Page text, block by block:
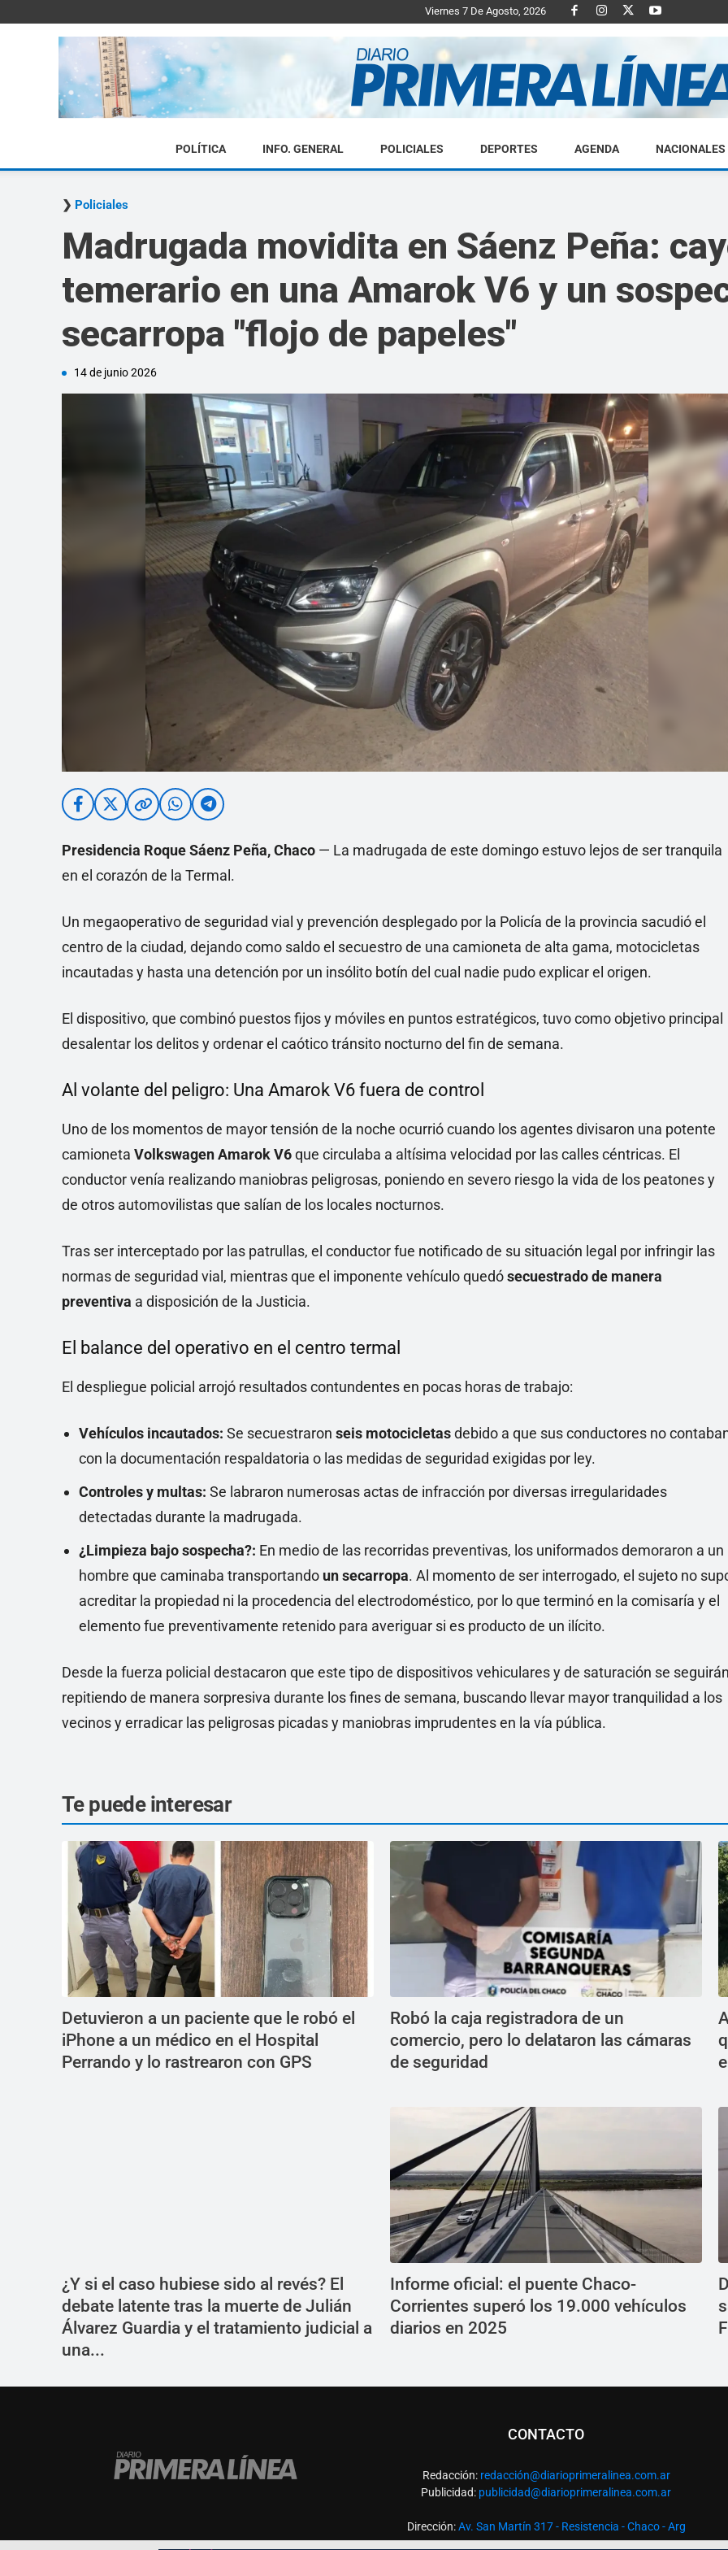
Viernes 7 De Agosto, 2026
Diario
POLÍTICA INFO. GENERAL POLICIALES DEPORTES AGENDA NACIONALES
Policiales
Madrugada movidita en Sáenz Peña:
temerario en una Amarok V6 y un
secarropa "flojo de papeles"
14 de junio 2026
Presidencia Roque Sáenz Peña, Chaco — La madrugada de este domingo estuvo lejos de ser tranquila
en el corazón de la Termal.
Un megaoperativo de seguridad vial y prevención desplegado por la Policía de la provincia sacudió el
centro de la ciudad, dejando como saldo el secuestro de una camioneta de alta gama, motocicletas
incautadas y hasta una detención por un insólito botín del cual nadie pudo explicar el origen.
El dispositivo, que combinó puestos fijos y móviles en puntos estratégicos, tuvo como objetivo principal
desalentar los delitos y ordenar el caótico tránsito nocturno del fin de semana.
Al volante del peligro: Una Amarok V6 fuera de control
Uno de los momentos de mayor tensión de la noche ocurrió cuando los agentes divisaron una potente
camioneta Volkswagen Amarok V6que circulaba a altísima velocidad por las calles céntricas. El
conductor venía realizando maniobras peligrosas, poniendo en severo riesgo la vida de los peatones y
de otros automovilistas que salían de los locales nocturnos.
Tras ser interceptado por las patrullas, el conductor fue notificado de su situación legal por infringir las
normas de seguridad vial, mientras que el imponente vehículo quedósecuestrado de manera
preventiva a disposición de la Justicia.
El balance del operativo en el centro termal
El despliegue policial arrojó resultados contundentes en pocas horas de trabajo:
Vehículos incautados: Se secuestraron seis motocicletasdebido a que sus conductores no
con la documentación respaldatoria o las medidas de seguridad exigidas por ley.
Controles y multas: Se labraron numerosas actas de infracción por diversas irregularidades
detectadas durante la madrugada.
¿Limpieza bajo sospecha?: En medio de las recorridas preventivas, los uniformados demoraron a un
hombre que caminaba transportando un secarropa. Al momento de ser interrogado, el sujeto no
acreditar la propiedad ni la procedencia del electrodoméstico, por lo que terminó en la comisaría y el
elemento fue preventivamente retenido para averiguar si es producto de un ilícito.
Desde la fuerza policial destacaron que este tipo de dispositivos vehiculares y de saturación se
repitiendo de manera sorpresiva durante los fines de semana, buscando llevar mayor tranquilidad a los
vecinos y erradicar las peligrosas picadas y maniobras imprudentes en la vía pública.
Te puede interesar
Detuvieron a un paciente que le robó el
iPhone a un médico en el Hospital
Perrando y lo rastrearon con GPS
Robó la caja registradora de un
comercio, pero lo delataron las cámaras
de seguridad
¿Y si el caso hubiese sido al revés? El
debate latente tras la muerte de Julián
Álvarez Guardia y el tratamiento judicial a
una...
Informe oficial: el puente Chaco-
Corrientes superó los 19.000 vehículos
diarios en 2025
CONTACTO
Redacción: redacción@diarioprimeralinea.com.ar
Publicidad: publicidad@diarioprimeralinea.com.ar
Dirección:Av. San Martín 317 - Resistencia - Chaco - Arg